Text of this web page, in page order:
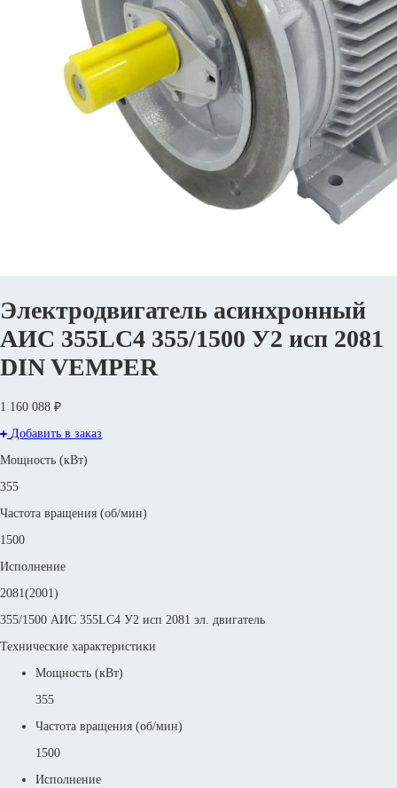
Электродвигатель асинхронный
АИС 355LС4 355/1500 У2 исп 2081
DIN VEMPER
1 160 088 ₽
Добавить в заказ
Мощность (кВт)
355
Частота вращения (об/мин)
1500
Исполнение
2081(2001)
355/1500 АИС 355LС4 У2 исп 2081 эл. двигатель
Технические характеристики
Мощность (кВт)
355
Частота вращения (об/мин)
1500
Исполнение